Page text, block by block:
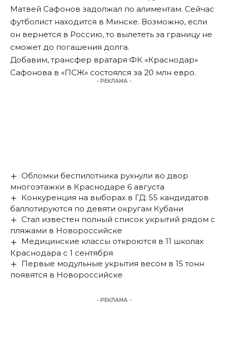
Матвей Сафонов задолжал по алиментам. Сейчас
футболист находится в Минске. Возможно, если
он вернется в Россию, то вылететь за границу не
сможет до погашения долга.
Добавим, трансфер вратаря ФК «Краснодар»
Сафонова в «ПСЖ» состоялся за 20 млн евро.
- РЕКЛАМА -
Обломки беспилотника рухнули во двор
многоэтажки в Краснодаре 6 августа
Конкуренция на выборах в ГД: 55 кандидатов
баллотируются по девяти округам Кубани
Стал известен полный список укрытий рядом с
пляжами в Новороссийске
Медицинские классы откроются в 11 школах
Краснодара с 1 сентября
Первые модульные укрытия весом в 15 тонн
появятся в Новороссийске
- РЕКЛАМА -